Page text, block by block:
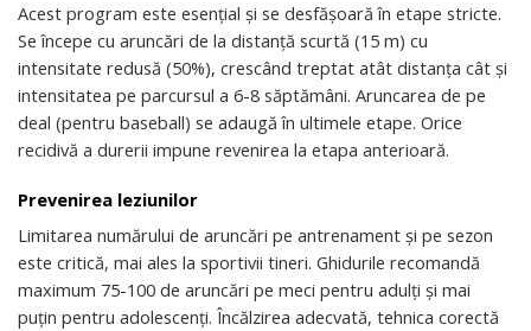
Acest program este esențial și se desfășoară în etape stricte.
Se începe cu aruncări de la distanță scurtă (15 m) cu
intensitate redusă (50%), crescând treptat atât distanța cât și
intensitatea pe parcursul a 6-8 săptămâni. Aruncarea de pe
deal (pentru baseball) se adaugă în ultimele etape. Orice
recidivă a durerii impune revenirea la etapa anterioară.
Prevenirea leziunilor
Limitarea numărului de aruncări pe antrenament și pe sezon
este critică, mai ales la sportivii tineri. Ghidurile recomandă
maximum 75-100 de aruncări pe meci pentru adulți și mai
puțin pentru adolescenți. Încălzirea adecvată, tehnica corectă